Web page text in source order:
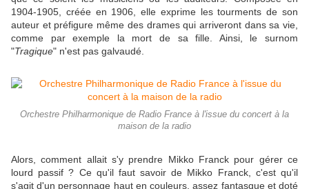
1904-1905, créée en 1906, elle exprime les tourments de son
auteur et préfigure même des drames qui arriveront dans sa vie,
comme par exemple la mort de sa fille. Ainsi, le surnom
"Tragique" n'est pas galvaudé.
Orchestre Philharmonique de Radio France à l'issue du concert à la
maison de la radio
Alors, comment allait s'y prendre Mikko Franck pour gérer ce
lourd passif ? Ce qu'il faut savoir de Mikko Franck, c'est qu'il
s'agit d'un personnage haut en couleurs, assez fantasque et doté